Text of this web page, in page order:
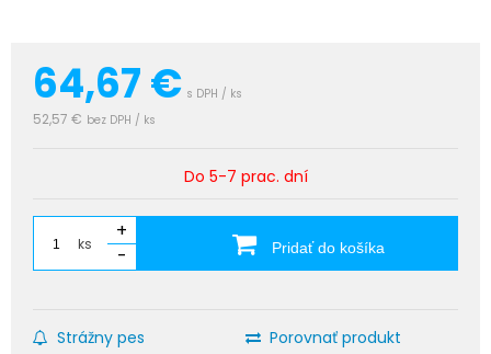
64,67€ s DPH / ks
52,57 € bez DPH / ks
Do 5-7 prac. dní
ks
+
-
Pridať do košíka
Strážny pes
Porovnať produkt